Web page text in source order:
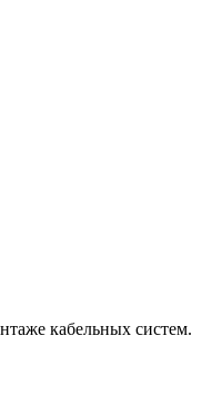
кабельных систем.